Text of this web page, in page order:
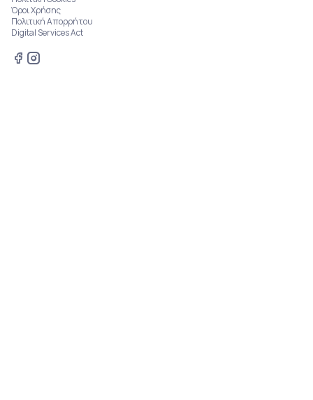
Όροι Χρήσης
Πολιτική Απορρήτου
Digital Services Act